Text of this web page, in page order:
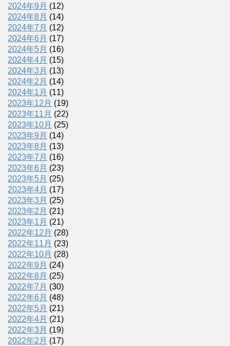
2024年9月 (12)
2024年8月 (14)
2024年7月 (12)
2024年6月 (17)
2024年5月 (16)
2024年4月 (15)
2024年3月 (13)
2024年2月 (14)
2024年1月 (11)
2023年12月 (19)
2023年11月 (22)
2023年10月 (25)
2023年9月 (14)
2023年8月 (13)
2023年7月 (16)
2023年6月 (23)
2023年5月 (25)
2023年4月 (17)
2023年3月 (25)
2023年2月 (21)
2023年1月 (21)
2022年12月 (28)
2022年11月 (23)
2022年10月 (28)
2022年9月 (24)
2022年8月 (25)
2022年7月 (30)
2022年6月 (48)
2022年5月 (21)
2022年4月 (21)
2022年3月 (19)
2022年2月 (17)